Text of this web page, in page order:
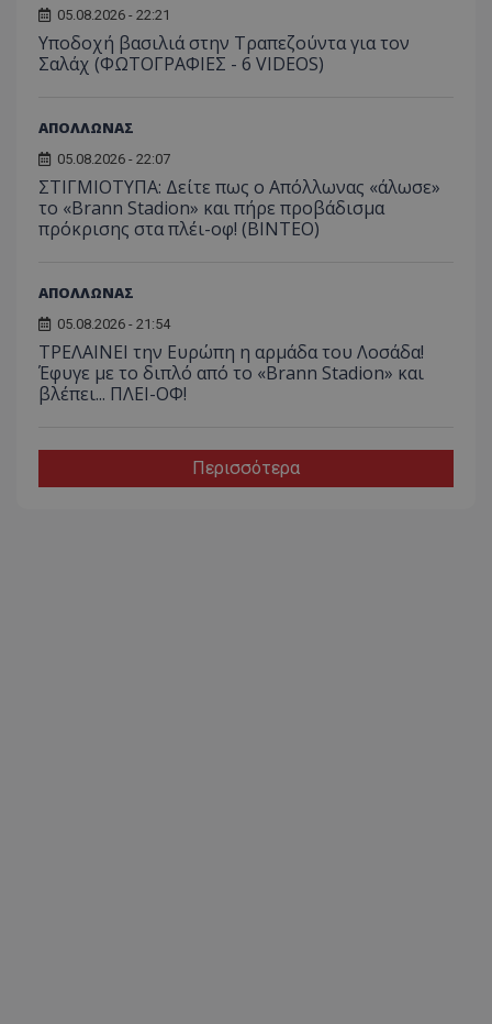
05.08.2026 - 22:21
Υποδοχή βασιλιά στην Τραπεζούντα για τον
Σαλάχ (ΦΩΤΟΓΡΑΦΙΕΣ - 6 VIDEOS)
ΑΠΟΛΛΩΝΑΣ
05.08.2026 - 22:07
ΣΤΙΓΜΙΟΤΥΠΑ: Δείτε πως ο Απόλλωνας «άλωσε»
το «Brann Stadion» και πήρε προβάδισμα
πρόκρισης στα πλέι-οφ! (ΒΙΝΤΕΟ)
ΑΠΟΛΛΩΝΑΣ
05.08.2026 - 21:54
ΤΡΕΛΑΙΝΕΙ την Ευρώπη η αρμάδα του Λοσάδα!
Έφυγε με το διπλό από το «Brann Stadion» και
βλέπει... ΠΛΕΙ-ΟΦ!
Περισσότερα